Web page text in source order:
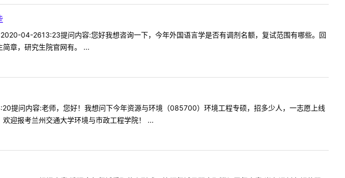
04-2613:23提问内容:您好我想咨询一下，今年外国语言学是否有调剂名额，复试范围有哪些。回
章，研究生院官网有。 ...
问内容:老师，您好！我想问下今年资源与环境（085700）环境工程专硕，招多少人，一志愿上线
迎报考兰州交通大学环境与市政工程学院！ ...